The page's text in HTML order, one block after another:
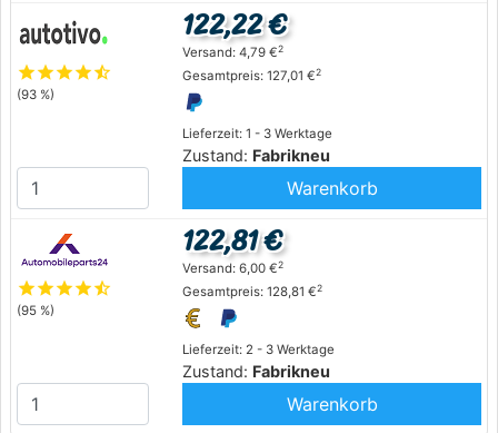
starstarstarstarstar_half
(93 %)
Lieferzeit: 1 - 3 Werktage
Zustand: Fabrikneu
122,22 €
Versand: 4,79 €2
Gesamtpreis: 127,01 €2
Warenkorb
starstarstarstarstar_half
(95 %)
Lieferzeit: 2 - 3 Werktage
Zustand: Fabrikneu
122,81 €
Versand: 6,00 €2
Gesamtpreis: 128,81 €2
Warenkorb